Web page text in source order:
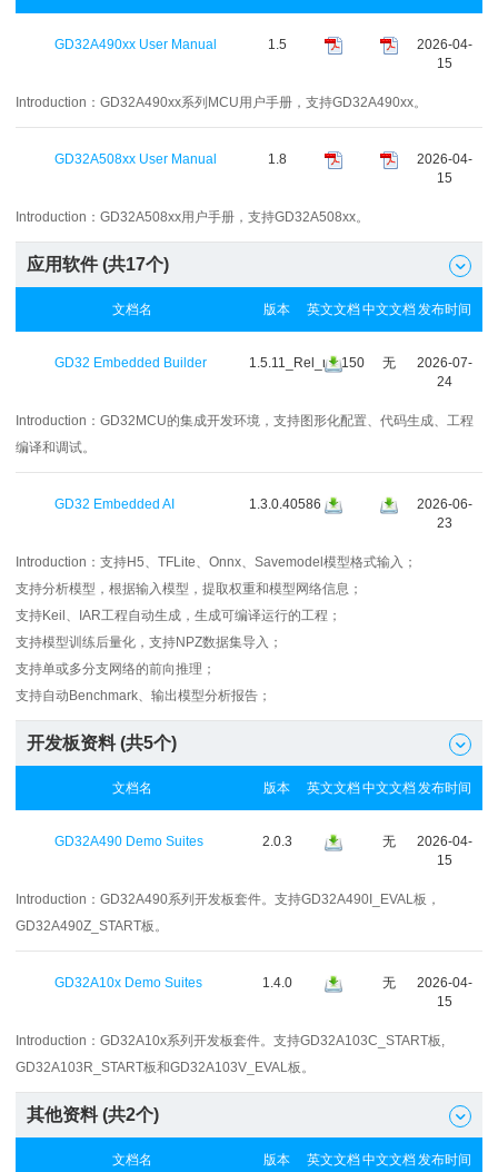
GD32A490xx User Manual 1.5
2026-04-
15
Introduction： GD32A490xx系列MCU用户手册，支持GD32A490xx。
GD32A508xx User Manual 1.8
2026-04-
15
Introduction： GD32A508xx用户手册，支持GD32A508xx。
应用软件 (共17个) 
文档名 版本 英文文档中文文档发布时间
GD32 Embedded Builder 1.5.11_Rel_r41150 无
2026-07-
24
Introduction： GD32MCU的集成开发环境，支持图形化配置、代码生成、工程
编译和调试。
GD32 Embedded AI 1.3.0.40586
2026-06-
23
Introduction： 支持H5、TFLite、Onnx、Savemodel模型格式输入；
支持分析模型，根据输入模型，提取权重和模型网络信息；
支持Keil、IAR工程自动生成，生成可编译运行的工程；
支持模型训练后量化，支持NPZ数据集导入；
支持单或多分支网络的前向推理；
支持自动Benchmark、输出模型分析报告；
开发板资料 (共5个) 
文档名 版本 英文文档中文文档发布时间
GD32A490 Demo Suites 2.0.3 无
2026-04-
15
Introduction： GD32A490系列开发板套件。支持GD32A490I_EVAL板，
GD32A490Z_START板。
GD32A10x Demo Suites 1.4.0 无
2026-04-
15
Introduction： GD32A10x系列开发板套件。支持GD32A103C_START板,
GD32A103R_START板和GD32A103V_EVAL板。
其他资料 (共2个) 
文档名 版本 英文文档中文文档发布时间